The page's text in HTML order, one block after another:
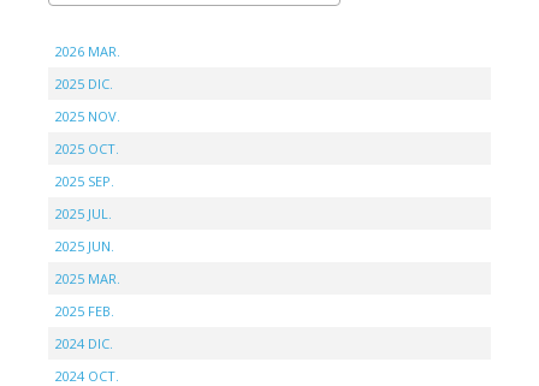
2026 MAR.
2025 DIC.
2025 NOV.
2025 OCT.
2025 SEP.
2025 JUL.
2025 JUN.
2025 MAR.
2025 FEB.
2024 DIC.
2024 OCT.